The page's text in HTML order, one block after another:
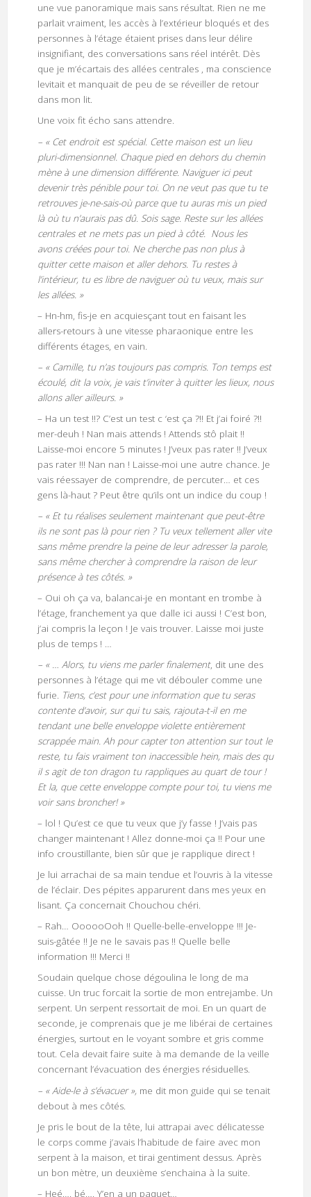
une vue panoramique mais sans résultat. Rien ne me
parlait vraiment, les accès à l’extérieur bloqués et des
personnes à l’étage étaient prises dans leur délire
insignifiant, des conversations sans réel intérêt. Dès
que je m’écartais des allées centrales , ma conscience
levitait et manquait de peu de se réveiller de retour
dans mon lit.
Une voix fit écho sans attendre.
– « Cet endroit est spécial. Cette maison est un lieu
pluri-dimensionnel. Chaque pied en dehors du chemin
mène à une dimension différente. Naviguer ici peut
devenir très pénible pour toi. On ne veut pas que tu te
retrouves je-ne-sais-où parce que tu auras mis un pied
là où tu n’aurais pas dû. Sois sage. Reste sur les allées
centrales et ne mets pas un pied à côté. Nous les
avons créées pour toi. Ne cherche pas non plus à
quitter cette maison et aller dehors. Tu restes à
l’intérieur, tu es libre de naviguer où tu veux, mais sur
les allées. »
– Hn-hm, fis-je en acquiesçant tout en faisant les
allers-retours à une vitesse pharaonique entre les
différents étages, en vain.
– « Camille, tu n’as toujours pas compris. Ton temps est
écoulé, dit la voix, je vais t’inviter à quitter les lieux, nous
allons aller ailleurs. »
– Ha un test !!? C’est un test c ‘est ça ?!! Et j’ai foiré ?!!
mer-deuh ! Nan mais attends ! Attends stô plait !!
Laisse-moi encore 5 minutes ! J’veux pas rater !! J’veux
pas rater !!! Nan nan ! Laisse-moi une autre chance. Je
vais réessayer de comprendre, de percuter… et ces
gens là-haut ? Peut être qu’ils ont un indice du coup !
– « Et tu réalises seulement maintenant que peut-être
ils ne sont pas là pour rien ? Tu veux tellement aller vite
sans même prendre la peine de leur adresser la parole,
sans même chercher à comprendre la raison de leur
présence à tes côtés. »
– Oui oh ça va, balancai-je en montant en trombe à
l’étage, franchement ya que dalle ici aussi ! C’est bon,
j’ai compris la leçon ! Je vais trouver. Laisse moi juste
plus de temps ! …
– « … Alors, tu viens me parler finalement, dit une des
personnes à l’étage qui me vit débouler comme une
furie. Tiens, c’est pour une information que tu seras
contente d’avoir, sur qui tu sais, rajouta-t-il en me
tendant une belle enveloppe violette entièrement
scrappée main. Ah pour capter ton attention sur tout le
reste, tu fais vraiment ton inaccessible hein, mais des qu
il s agit de ton dragon tu rappliques au quart de tour !
Et la, que cette enveloppe compte pour toi, tu viens me
voir sans broncher! »
– lol ! Qu’est ce que tu veux que j’y fasse ! J’vais pas
changer maintenant ! Allez donne-moi ça !! Pour une
info croustillante, bien sûr que je rapplique direct !
Je lui arrachai de sa main tendue et l’ouvris à la vitesse
de l’éclair. Des pépites apparurent dans mes yeux en
lisant. Ça concernait Chouchou chéri.
– Rah… OooooOoh !! Quelle-belle-enveloppe !!! Je-
suis-gâtée !! Je ne le savais pas !! Quelle belle
information !!! Merci !!
Soudain quelque chose dégoulina le long de ma
cuisse. Un truc forcait la sortie de mon entrejambe. Un
serpent. Un serpent ressortait de moi. En un quart de
seconde, je comprenais que je me libérai de certaines
énergies, surtout en le voyant sombre et gris comme
tout. Cela devait faire suite à ma demande de la veille
concernant l’évacuation des énergies résiduelles.
– « Aide-le à s’évacuer »,me dit mon guide qui se tenait
debout à mes côtés.
Je pris le bout de la tête, lui attrapai avec délicatesse
le corps comme j’avais l’habitude de faire avec mon
serpent à la maison, et tirai gentiment dessus. Après
un bon mètre, un deuxième s’enchaina à la suite.
– Heé…. bé…. Y’en a un paquet…